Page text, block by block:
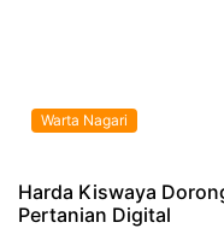
Warta Nagari
Harda Kiswaya
Pertanian Digital